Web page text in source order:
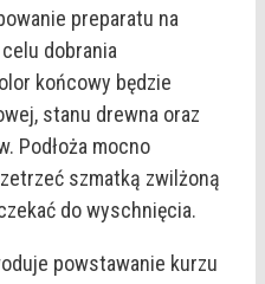
preparatu na
dobrania
końcowy będzie
stanu drewna oraz
Podłoża mocno
szmatką zwilżoną
do wyschnięcia.
powstawanie kurzu